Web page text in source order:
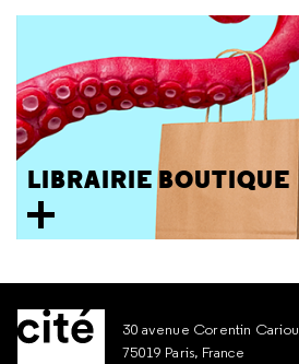
LIBRAIRIE BOUTIQUE
30 avenue Corentin Cariou
75019 Paris, France